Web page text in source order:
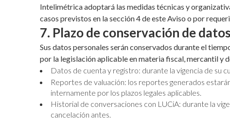
Intelimétrica adoptará las medidas técnicas y
casos previstos en la sección 4 de este Aviso o por
7. Plazo de conservación de
Sus datos personales serán conservados durante el
por la legislación aplicable en materia fiscal, mercantil y
Datos de cuenta y registro: durante la vigencia de su
Reportes de valuación: los reportes generados
internamente por los plazos legales aplicables.
Historial de conversaciones con LUCiA: durante la
cancelación antes.